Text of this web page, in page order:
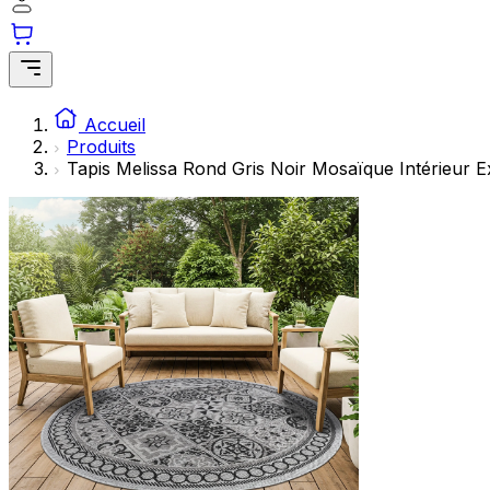
Accueil
Produits
Tapis Melissa Rond Gris Noir Mosaïque Intérieur